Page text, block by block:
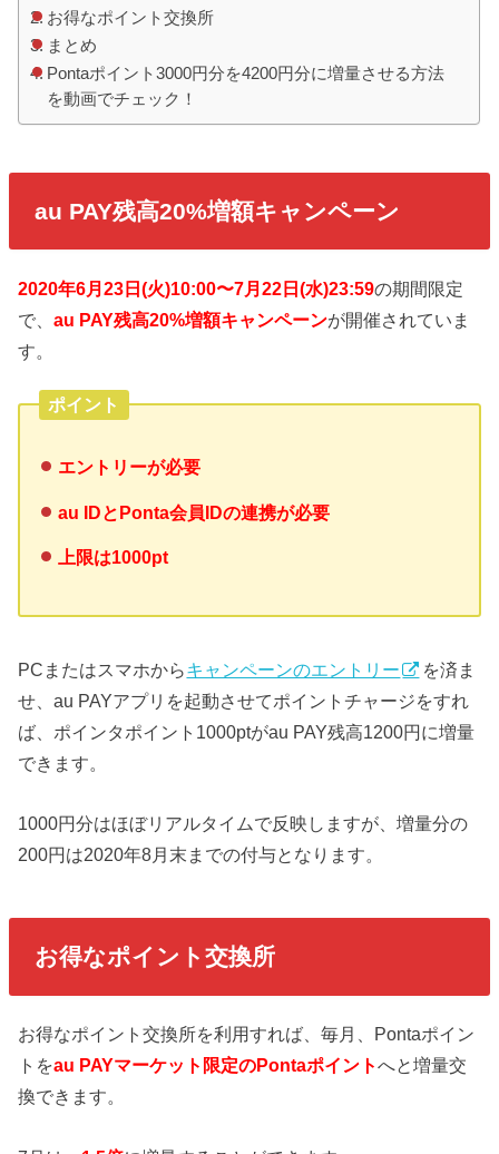
お得なポイント交換所
まとめ
Pontaポイント3000円分を4200円分に増量させる方法
を動画でチェック！
au PAY残高20%増額キャンペーン
2020年6月23日(火)10:00〜7月22日(水)23:59の期間限定
で、au PAY残高20%増額キャンペーンが開催されていま
す。
ポイント
エントリーが必要
au IDとPonta会員IDの連携が必要
上限は1000pt
PCまたはスマホからキャンペーンのエントリー
を済ま
せ、au PAYアプリを起動させてポイントチャージをすれ
ば、ポインタポイント1000ptがau PAY残高1200円に増量
できます。
1000円分はほぼリアルタイムで反映しますが、増量分の
200円は2020年8月末までの付与となります。
お得なポイント交換所
お得なポイント交換所を利用すれば、毎月、Pontaポイン
トをau PAYマーケット限定のPontaポイントへと増量交
換できます。